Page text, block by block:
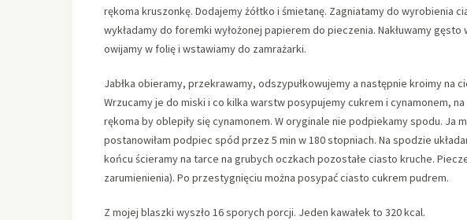
rękoma kruszonkę. Dodajemy żółtko i śmietanę. Zagniatamy do wyrobienia
wykładamy do foremki wyłożonej papierem do pieczenia. Nakłuwamy
owijamy w folię i wstawiamy do zamrażarki.
Jabłka obieramy, przekrawamy, odszypułkowujemy a następnie kroimy na
Wrzucamy je do miski i co kilka warstw posypujemy cukrem i cynamonem,
rękoma by oblepiły się cynamonem. W oryginale nie podpiekamy spodu. Ja
postanowiłam podpiec spód przez 5 min w 180 stopniach. Na spodzie
końcu ścieramy na tarce na grubych oczkach pozostałe ciasto kruche.
zarumienienia). Po przestygnięciu można posypać ciasto cukrem pudrem.
Z mojej blaszki wyszło 16 sporych porcji. Jeden kawałek to 320 kcal.